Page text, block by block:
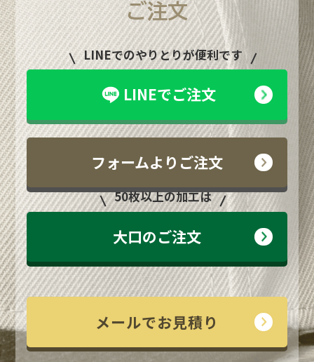
ご注文
LINEでのやりとりが便利です
LINEでご注文
フォームよりご注文
50枚以上の加工は
大口のご注文
メールでお見積り